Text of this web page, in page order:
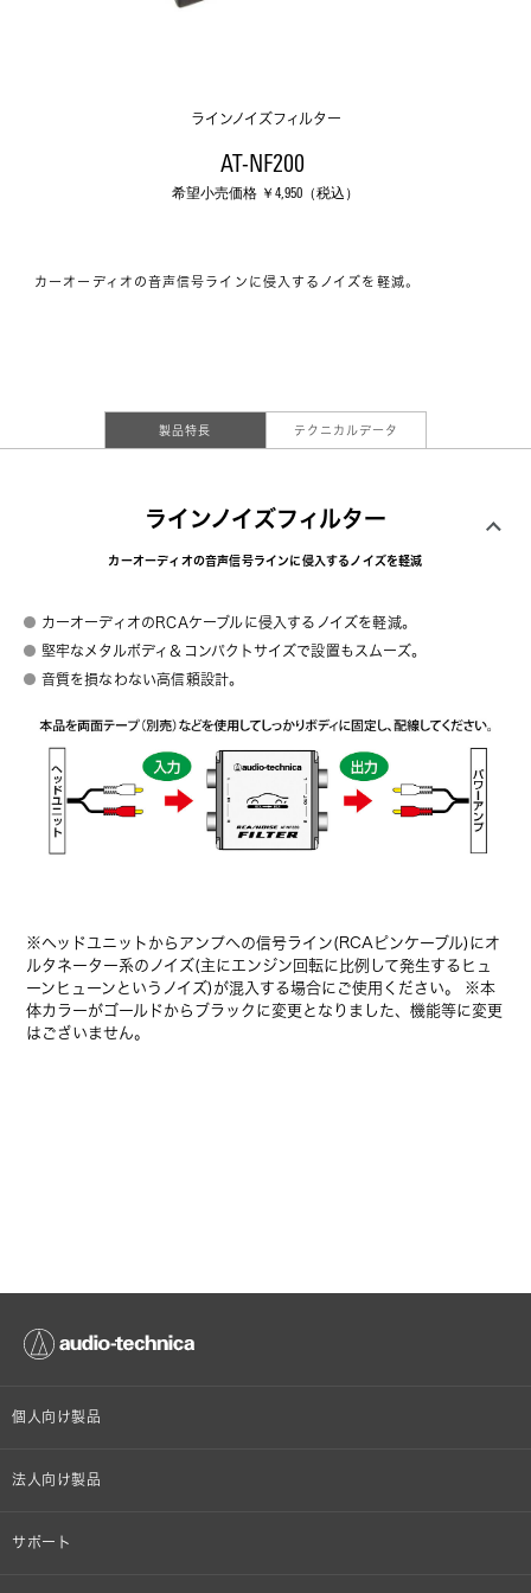
ラインノイズフィルター
AT-NF200
希望小売価格 ￥ 4,950 （税込）
カーオーディオの音声信号ラインに侵入するノイズを軽減。
製品特長 テクニカルデータ
ラインノイズフィルター
カーオーディオの音声信号ラインに侵入するノイズを軽減
カーオーディオのRCAケーブルに侵入するノイズを軽減。
堅牢なメタルボディ＆コンパクトサイズで設置もスムーズ。
音質を損なわない高信頼設計。
※ヘッドユニットからアンプへの信号ライン(RCAピンケーブル)にオ
ルタネーター系のノイズ(主にエンジン回転に比例して発生するヒュ
ーンヒューンというノイズ)が混入する場合にご使用ください。 ※本
体カラーがゴールドからブラックに変更となりました、機能等に変更
はございません。
個人向け製品
オンラインストア限定
法人向け製品
設備音響機器
サポート